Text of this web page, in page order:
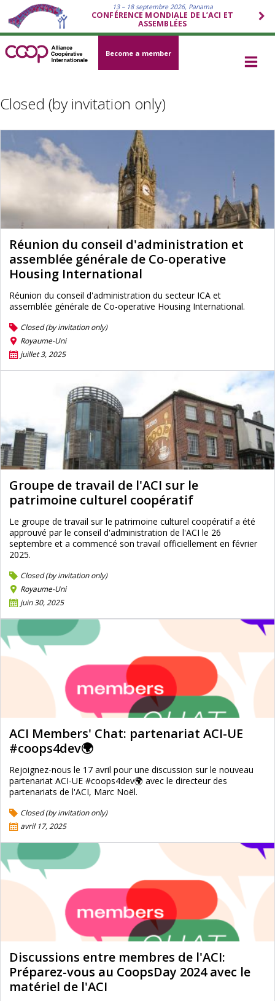
13 – 18 septembre 2026, Panama
CONFÉRENCE MONDIALE DE L’ACI ET
ASSEMBLÉES
Become a member
Closed (by invitation only)
Réunion du conseil d'administration et
assemblée générale de Co-operative
Housing International
Réunion du conseil d'administration du secteur ICA et
assemblée générale de Co-operative Housing International.
Closed (by invitation only)
Royaume-Uni
juillet 3, 2025
Groupe de travail de l'ACI sur le
patrimoine culturel coopératif
Le groupe de travail sur le patrimoine culturel coopératif a été
approuvé par le conseil d'administration de l'ACI le 26
septembre et a commencé son travail officiellement en février
2025.
Closed (by invitation only)
Royaume-Uni
juin 30, 2025
ACI Members' Chat: partenariat ACI-UE
#coops4dev🌍
Rejoignez-nous le 17 avril pour une discussion sur le nouveau
partenariat ACI-UE #coops4dev🌍 avec le directeur des
partenariats de l'ACI, Marc Noël.
Closed (by invitation only)
avril 17, 2025
Discussions entre membres de l'ACI:
Préparez-vous au CoopsDay 2024 avec le
matériel de l'ACI